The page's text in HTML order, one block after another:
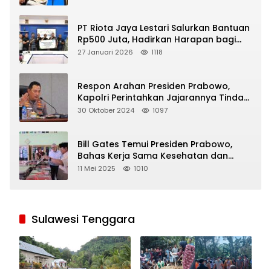
PT Riota Jaya Lestari Salurkan Bantuan
Rp500 Juta, Hadirkan Harapan bagi
Korban Bencana di Sumatera
27 Januari 2026 1118
Respon Arahan Presiden Prabowo,
Kapolri Perintahkan Jajarannya Tindak
Tegas Pelaku Judi Online
30 Oktober 2024 1097
Bill Gates Temui Presiden Prabowo,
Bahas Kerja Sama Kesehatan dan
Program Makan Bergizi Gratis
11 Mei 2025 1010
Sulawesi Tenggara